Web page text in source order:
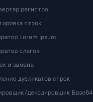
регистра
строк
Lorem Ipsum
слагов
и замена
дубликатов строк
декодировщик Base64